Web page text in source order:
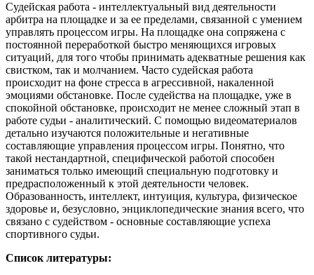
Судейская работа - интеллектуальный вид деятельности
арбитра на площадке и за ее пределами, связанной с умением
управлять процессом игры. На площадке она сопряжена с
постоянной переработкой быстро меняющихся игровых
ситуаций, для того чтобы принимать адекватные решения как
свистком, так и молчанием. Часто судейская работа
происходит на фоне стресса в агрессивной, накаленной
эмоциями обстановке. После судейства на площадке, уже в
спокойной обстановке, происходит не менее сложный этап в
работе судьи - аналитический. С помощью видеоматериалов
детально изучаются положительные и негативные
составляющие управления процессом игры. Понятно, что
такой нестандартной, специфической работой способен
заниматься только имеющий специальную подготовку и
предрасположенный к этой деятельности человек.
Образованность, интеллект, интуиция, культура, физическое
здоровье и, безусловно, энциклопедические знания всего, что
связано с судейством - основные составляющие успеха
спортивного судьи.
Список литературы: